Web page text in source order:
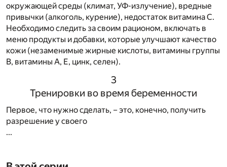
окружающей среды (климат, УФ-излучение), вредные
привычки (алкоголь, курение), недостаток витамина С.
Необходимо следить за своим рационом, включать в
меню продукты и добавки, которые улучшают качество
кожи (незаменимые жирные кислоты, витамины группы
В, витамины А, Е, цинк, селен).
3
Тренировки во время беременности
Первое, что нужно сделать, – это, конечно, получить
разрешение у своего
...